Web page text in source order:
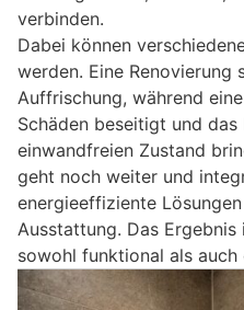
verbinden.
Dabei können
werden. Eine
Auffrischung, während
Schäden beseitigt und
einwandfreien Zustand
geht noch weiter und
energieeffiziente
Ausstattung. Das
sowohl funktional als